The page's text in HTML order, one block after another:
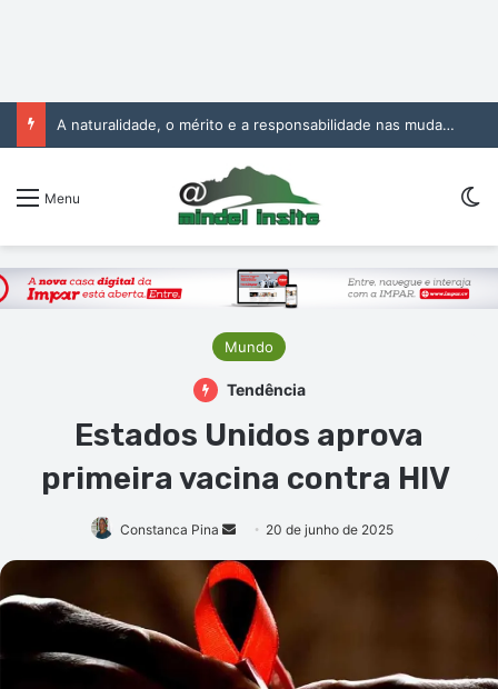
A naturalidade, o mérito e a responsabilidade nas mudanças na Administração Pública
Menu
Mundo
Tendência
Estados Unidos aprova
primeira vacina contra HIV
Constanca Pina
Mande
e-
mail
20 de junho de 2025